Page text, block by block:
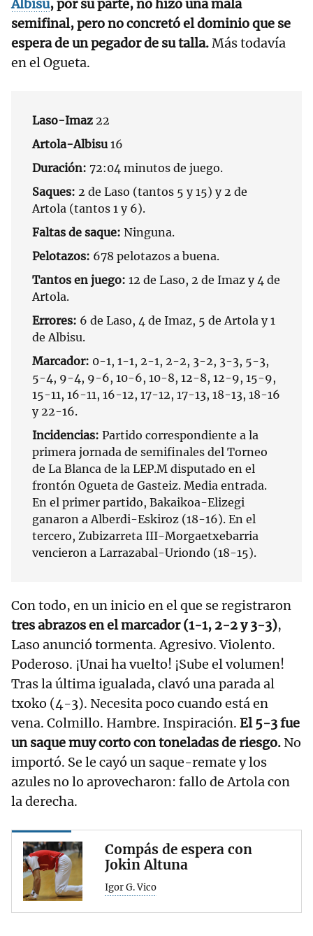
Albisu, por su parte, no hizo una mala
semifinal, pero no concretó el dominio que se
espera de un pegador de su talla.Más todavía
en el Ogueta.
Laso-Imaz 22
Artola-Albisu16
Duración: 72:04 minutos de juego.
Saques: 2 de Laso (tantos 5 y 15) y 2 de
Artola (tantos 1 y 6).
Faltas de saque: Ninguna.
Pelotazos: 678 pelotazos a buena.
Tantos en juego: 12 de Laso, 2 de Imaz y 4 de
Artola.
Errores: 6 de Laso, 4 de Imaz, 5 de Artola y 1
de Albisu.
Marcador: 0-1, 1-1, 2-1, 2-2, 3-2, 3-3, 5-3,
5-4, 9-4, 9-6, 10-6, 10-8, 12-8, 12-9, 15-9,
15-11, 16-11, 16-12, 17-12, 17-13, 18-13, 18-16
y 22-16.
Incidencias: Partido correspondiente a la
primera jornada de semifinales del Torneo
de La Blanca de la LEP.M disputado en el
frontón Ogueta de Gasteiz. Media entrada.
En el primer partido, Bakaikoa-Elizegi
ganaron a Alberdi-Eskiroz (18-16). En el
tercero, Zubizarreta III-Morgaetxebarria
vencieron a Larrazabal-Uriondo (18-15).
Con todo, en un inicio en el que se registraron
tres abrazos en el marcador (1-1, 2-2 y 3-3),
Laso anunció tormenta. Agresivo. Violento.
Poderoso. ¡Unai ha vuelto! ¡Sube el volumen!
Tras la última igualada, clavó una parada al
txoko (4-3). Necesita poco cuando está en
vena. Colmillo. Hambre. Inspiración. El 5-3 fue
un saque muy corto con toneladas de riesgo. No
importó. Se le cayó un saque-remate y los
azules no lo aprovecharon: fallo de Artola con
la derecha.
Compás de espera con
Jokin Altuna
Igor G. Vico